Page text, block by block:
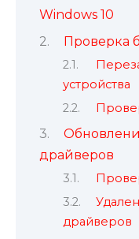
Windows 10
Проверка
устройства
драйверов
драйверов